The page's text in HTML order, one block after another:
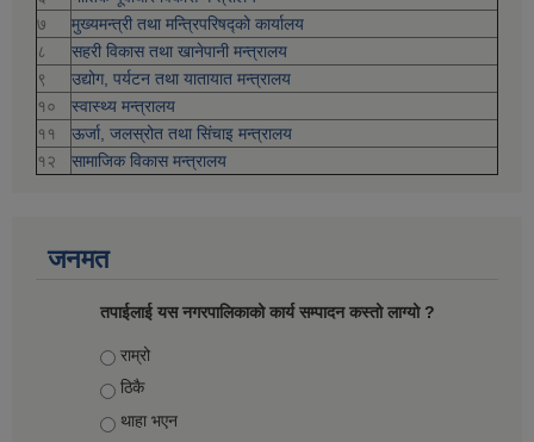
७
मुख्यमन्त्री तथा मन्त्रिपरिषद्को कार्यालय
८
सहरी विकास तथा खानेपानी मन्त्रालय
९
उद्योग, पर्यटन तथा यातायात मन्त्रालय
१०
स्वास्थ्य मन्त्रालय
११
ऊर्जा, जलस्रोत तथा सिंचाइ मन्त्रालय
१२
सामाजिक विकास मन्‍‍त्रालय
जनमत
तपाईलाई यस नगरपालिकाको कार्य सम्पादन कस्तो लाग्यो ?
Choices
राम्रो
ठिकै
थाहा भएन